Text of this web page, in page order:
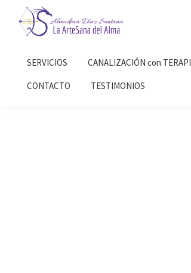
Saltar
navegación
Saltar
principal
Díaz
Santana
Artesana
del
SERVICIOS CANALIZACIÓN con
CONTACTO TESTIMONIOS